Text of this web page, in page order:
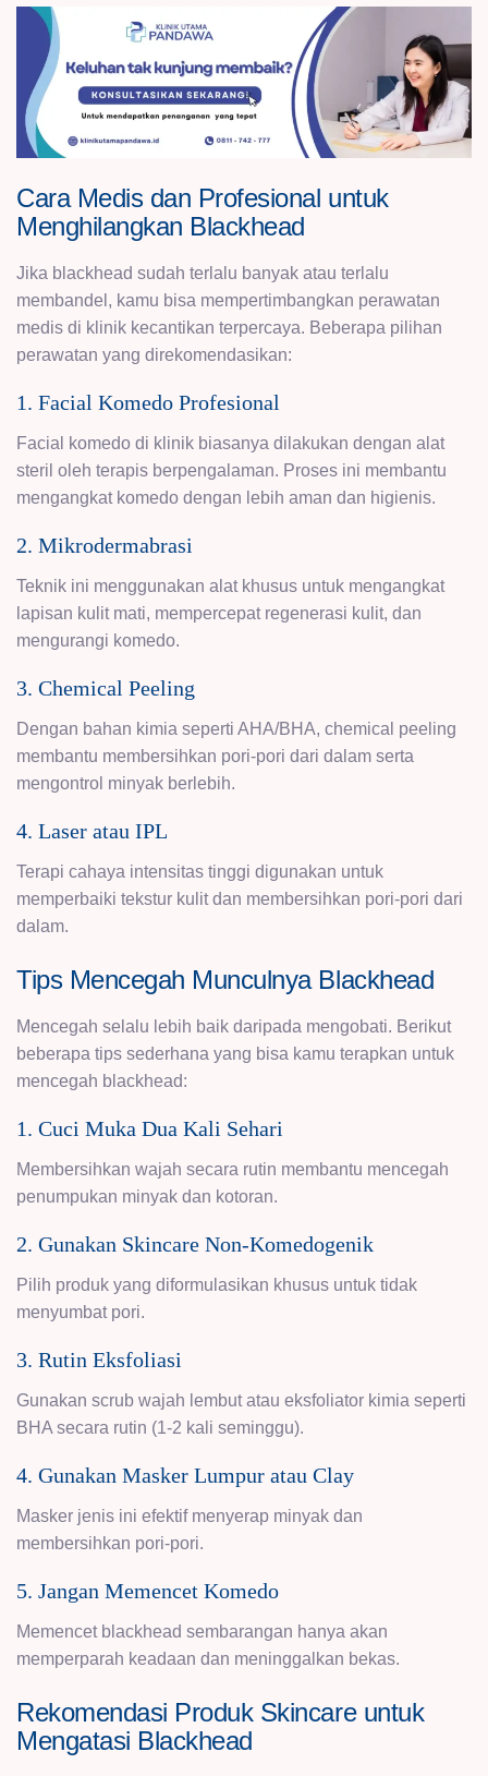
Cara Medis dan Profesional untuk
Menghilangkan Blackhead
Jika blackhead sudah terlalu banyak atau terlalu
membandel, kamu bisa mempertimbangkan perawatan
medis di klinik kecantikan terpercaya. Beberapa pilihan
perawatan yang direkomendasikan:
1. Facial Komedo Profesional
Facial komedo di klinik biasanya dilakukan dengan alat
steril oleh terapis berpengalaman. Proses ini membantu
mengangkat komedo dengan lebih aman dan higienis.
2. Mikrodermabrasi
Teknik ini menggunakan alat khusus untuk mengangkat
lapisan kulit mati, mempercepat regenerasi kulit, dan
mengurangi komedo.
3. Chemical Peeling
Dengan bahan kimia seperti AHA/BHA, chemical peeling
membantu membersihkan pori-pori dari dalam serta
mengontrol minyak berlebih.
4. Laser atau IPL
Terapi cahaya intensitas tinggi digunakan untuk
memperbaiki tekstur kulit dan membersihkan pori-pori dari
dalam.
Tips Mencegah Munculnya Blackhead
Mencegah selalu lebih baik daripada mengobati. Berikut
beberapa tips sederhana yang bisa kamu terapkan untuk
mencegah blackhead:
1. Cuci Muka Dua Kali Sehari
Membersihkan wajah secara rutin membantu mencegah
penumpukan minyak dan kotoran.
2. Gunakan Skincare Non-Komedogenik
Pilih produk yang diformulasikan khusus untuk tidak
menyumbat pori.
3. Rutin Eksfoliasi
Gunakan scrub wajah lembut atau eksfoliator kimia seperti
BHA secara rutin (1-2 kali seminggu).
4. Gunakan Masker Lumpur atau Clay
Masker jenis ini efektif menyerap minyak dan
membersihkan pori-pori.
5. Jangan Memencet Komedo
Memencet blackhead sembarangan hanya akan
memperparah keadaan dan meninggalkan bekas.
Rekomendasi Produk Skincare untuk
Mengatasi Blackhead